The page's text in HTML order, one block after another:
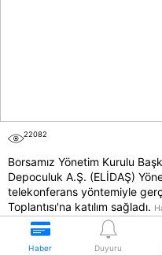
card_fill
Haber
bell
Duyuru
eye22082
Borsamız Yönetim Kurulu
Depoculuk A.Ş. (ELİDAŞ)
telekonferans yöntemiyle
Toplantısı'na katılım sağladı.